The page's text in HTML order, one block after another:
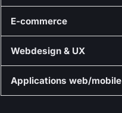
E-commerce
Webdesign & UX
Applications web/mobile